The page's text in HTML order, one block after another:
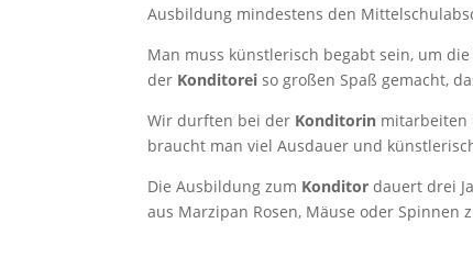
Ausbildung mindestens den
Man muss künstlerisch begabt sein, um
der Konditorei so großen Spaß gemacht,
Wir durften bei der Konditorin mitarbeiten
braucht man viel Ausdauer und
Die Ausbildung zum Konditor dauert drei
aus Marzipan Rosen, Mäuse oder Spinnen